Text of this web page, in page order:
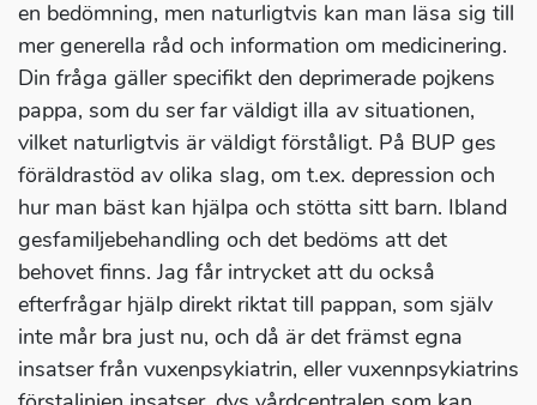
en bedömning, men naturligtvis kan man läsa sig till
mer generella råd och information om medicinering.
Din fråga gäller specifikt den deprimerade pojkens
pappa, som du ser far väldigt illa av situationen,
vilket naturligtvis är väldigt förståligt. På BUP ges
föräldrastöd av olika slag, om t.ex. depression och
hur man bäst kan hjälpa och stötta sitt barn. Ibland
gesfamiljebehandling och det bedöms att det
behovet finns. Jag får intrycket att du också
efterfrågar hjälp direkt riktat till pappan, som själv
inte mår bra just nu, och då är det främst egna
insatser från vuxenpsykiatrin, eller vuxennpsykiatrins